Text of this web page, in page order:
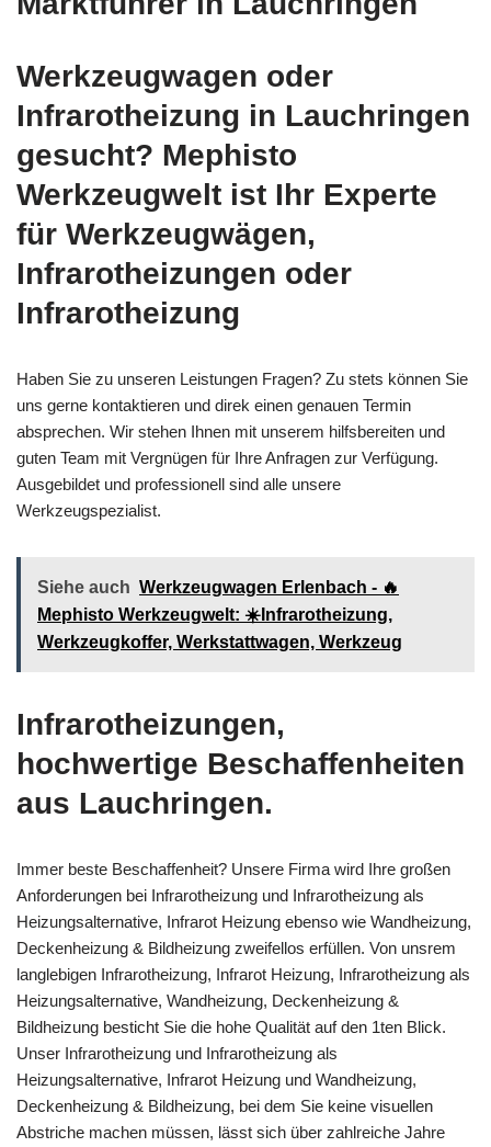
Werkzeugwagen oder
Infrarotheizung in Lauchringen
gesucht? Mephisto
Werkzeugwelt ist Ihr Experte
für Werkzeugwägen,
Infrarotheizungen oder
Infrarotheizung
Haben Sie zu unseren Leistungen Fragen? Zu stets können Sie
uns gerne kontaktieren und direk einen genauen Termin
absprechen. Wir stehen Ihnen mit unserem hilfsbereiten und
guten Team mit Vergnügen für Ihre Anfragen zur Verfügung.
Ausgebildet und professionell sind alle unsere
Werkzeugspezialist.
Siehe auch Werkzeugwagen Erlenbach - 🔥
Mephisto Werkzeugwelt: ☀️Infrarotheizung,
Werkzeugkoffer, Werkstattwagen, Werkzeug
Infrarotheizungen,
hochwertige Beschaffenheiten
aus Lauchringen.
Immer beste Beschaffenheit? Unsere Firma wird Ihre großen
Anforderungen bei Infrarotheizung und Infrarotheizung als
Heizungsalternative, Infrarot Heizung ebenso wie Wandheizung,
Deckenheizung & Bildheizung zweifellos erfüllen. Von unsrem
langlebigen Infrarotheizung, Infrarot Heizung, Infrarotheizung als
Heizungsalternative, Wandheizung, Deckenheizung &
Bildheizung besticht Sie die hohe Qualität auf den 1ten Blick.
Unser Infrarotheizung und Infrarotheizung als
Heizungsalternative, Infrarot Heizung und Wandheizung,
Deckenheizung & Bildheizung, bei dem Sie keine visuellen
Abstriche machen müssen, lässt sich über zahlreiche Jahre